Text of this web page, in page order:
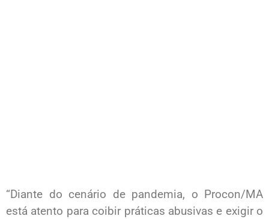
“Diante do cenário de pandemia, o Procon/MA
está atento para coibir práticas abusivas e exigir o